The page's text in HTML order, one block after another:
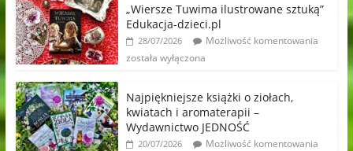
„Wiersze Tuwima ilustrowane sztuką”
Edukacja-dzieci.pl
28/07/2026
Możliwość komentowania
została wyłączona
Najpiękniejsze książki o ziołach,
kwiatach i aromaterapii –
Wydawnictwo JEDNOŚĆ
20/07/2026
Możliwość komentowania